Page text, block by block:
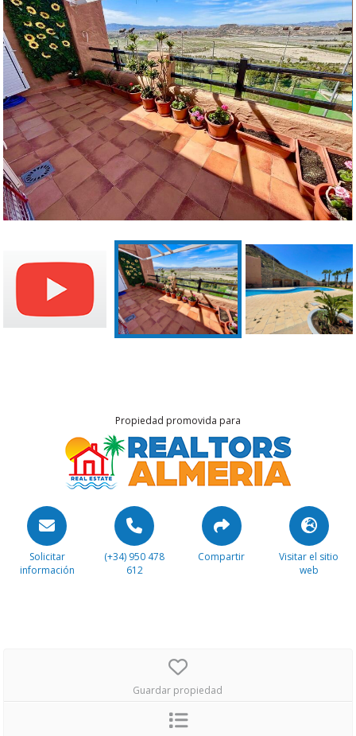
Propiedad promovida para
Solicitar
información
(+34) 950 478
612
Compartir
Visitar el sitio
web
Guardar propiedad